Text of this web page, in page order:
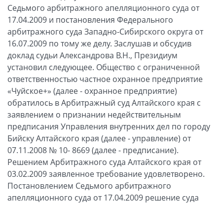
Седьмого арбитражного апелляционного суда от
17.04.2009 и постановления Федерального
арбитражного суда Западно-Сибирского округа от
16.07.2009 по тому же делу. Заслушав и обсудив
доклад судьи Александрова В.Н., Президиум
установил следующее. Общество с ограниченной
ответственностью частное охранное предприятие
«Чуйское+» (далее - охранное предприятие)
обратилось в Арбитражный суд Алтайского края с
заявлением о признании недействительным
предписания Управления внутренних дел по городу
Бийску Алтайского края (далее - управление) от
07.11.2008 № 10- 8669 (далее - предписание).
Решением Арбитражного суда Алтайского края от
03.02.2009 заявленное требование удовлетворено.
Постановлением Седьмого арбитражного
апелляционного суда от 17.04.2009 решение суда